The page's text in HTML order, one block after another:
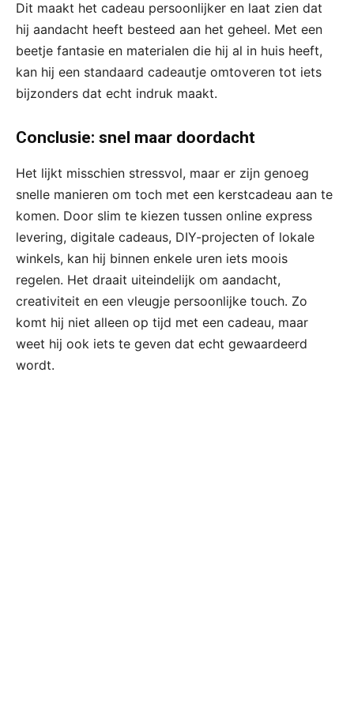
Dit maakt het cadeau persoonlijker en laat zien dat
hij aandacht heeft besteed aan het geheel. Met een
beetje fantasie en materialen die hij al in huis heeft,
kan hij een standaard cadeautje omtoveren tot iets
bijzonders dat echt indruk maakt.
Conclusie: snel maar doordacht
Het lijkt misschien stressvol, maar er zijn genoeg
snelle manieren om toch met een kerstcadeau aan te
komen. Door slim te kiezen tussen online express
levering, digitale cadeaus, DIY-projecten of lokale
winkels, kan hij binnen enkele uren iets moois
regelen. Het draait uiteindelijk om aandacht,
creativiteit en een vleugje persoonlijke touch. Zo
komt hij niet alleen op tijd met een cadeau, maar
weet hij ook iets te geven dat echt gewaardeerd
wordt.